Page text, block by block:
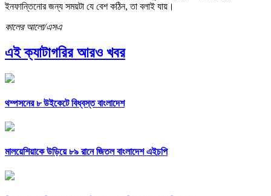
ইনফান্তিনোর জন্য সময়টা যে বেশ কঠিন, তা বলাই যায়।
কালের আলো/এসএ
এই ক্যাটাগরির আরও খবর
থম্পসনের ৮ উইকেটে বিধ্বস্ত বাংলাদেশ
মালয়েশিয়াকে উড়িয়ে ৮৯ রানে জিতল বাংলাদেশ এইচপি